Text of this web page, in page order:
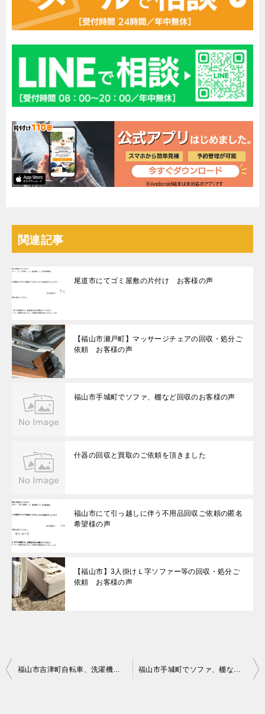
関連記事
尾道市にてゴミ屋敷の片付け お客様の声
【福山市瀬戸町】マッサージチェアの回収・処分ご
依頼 お客様の声
福山市手城町でソファ、棚など回収のお客様の声
什器の回収と買取のご依頼を頂きました
福山市にて引っ越しに伴う不用品回収ご依頼の匿名
希望様の声
【福山市】3人掛けＬ字ソファー等の回収・処分ご
依頼 お客様の声
投
福山市吉津町自転車、洗濯機の回収のお客様の声 福山市手城町でソファ、棚など回収のお客様の声